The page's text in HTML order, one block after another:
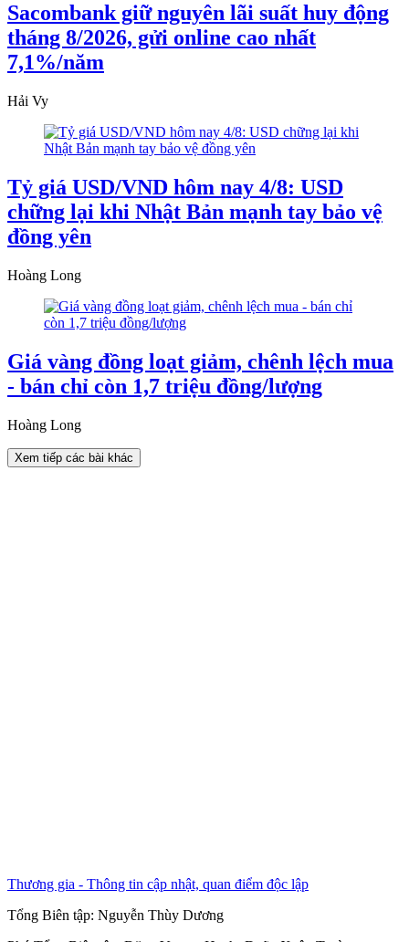
Sacombank giữ nguyên lãi suất huy động
tháng 8/2026, gửi online cao nhất
7,1%/năm
Hải Vy
Tỷ giá USD/VND hôm nay 4/8: USD
chững lại khi Nhật Bản mạnh tay bảo vệ
đồng yên
Hoàng Long
Giá vàng đồng loạt giảm, chênh lệch mua
- bán chỉ còn 1,7 triệu đồng/lượng
Hoàng Long
Xem tiếp các bài khác
Thương gia - Thông tin cập nhật, quan điểm độc lập
Tổng Biên tập: Nguyễn Thùy Dương